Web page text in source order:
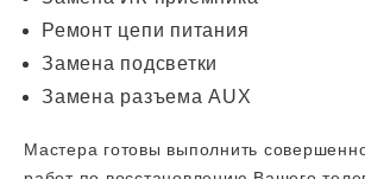
Ремонт цепи питания
Замена подсветки
Замена разъема AUX
Мастера готовы выполнить